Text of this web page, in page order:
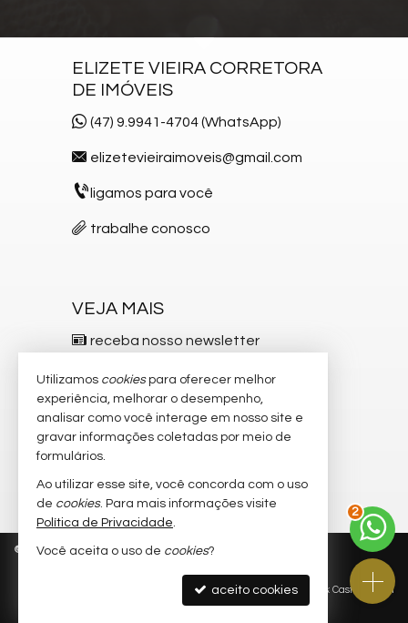
ELIZETE VIEIRA CORRETORA
DE IMÓVEIS
(47) 9.9941-4704 (WhatsApp)
elizetevieiraimoveis@gmail.com
ligamos para você
trabalhe conosco
VEJA MAIS
receba nosso newsletter
indicadores financeiros
cadastre seu imóvel
imóveis favoritos
mapa de imóveis
© 2026 CRECI/SC 5.537-F Política de Privacidade
Site para imobiliárias: Castel Digital
2
Utilizamos cookiespara oferecer melhor
experiência, melhorar o desempenho,
analisar como você interage em nosso site e
gravar informações coletadas por meio de
formulários.
Ao utilizar esse site, você concorda com o uso
de cookies. Para mais informações visite
Política de Privacidade.
Você aceita o uso de cookies?
aceito cookies